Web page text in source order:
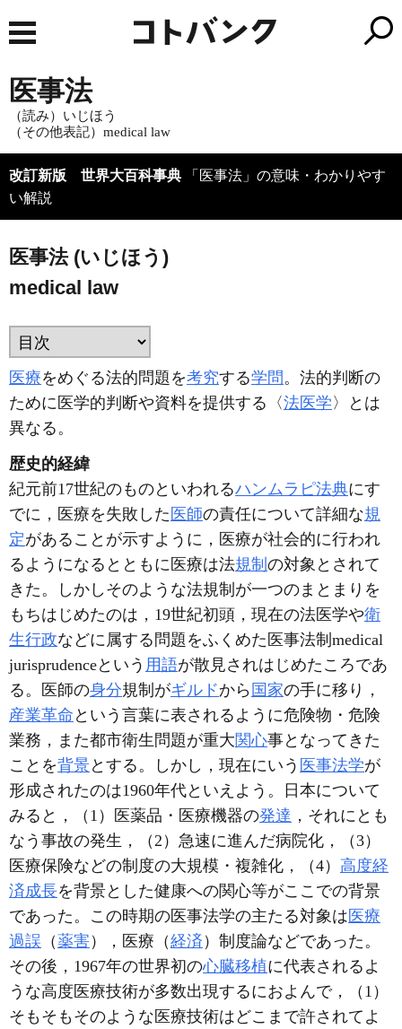
医事法
（読み）いじほう
（その他表記）medical law
改訂新版 世界大百科事典 「医事法」の意味・わかりやす
い解説
医事法 (いじほう)
medical law
医療をめぐる法的問題を考究する学問。法的判断の
ために医学的判断や資料を提供する〈法医学 〉とは
異なる。
歴史的経緯
紀元前17世紀のものといわれるハンムラピ法典にす
でに，医療を失敗した 医師の責任について詳細な規
定があることが示すように，医療が社会的に行われ
るようになるとともに医療は法規制 の対象とされて
きた。しかしそのような法規制が一つのまとまりを
もちはじめたのは，19世紀初頭，現在の法医学や衛
生行政などに属する問題をふくめた医事法制medical
jurisprudenceという 用語が散見されはじめたころであ
る。医師の身分規制がギルドから 国家の手に移り，
産業革命 という言葉に表されるように危険物・危険
業務，また都市衛生問題が重大関心事となってきた
ことを背景とする。しかし，現在にいう 医事法学が
形成されたのは1960年代といえよう。日本について
みると，（1）医薬品・医療機器の発達 ，それにとも
なう事故の発生，（2）急速に進んだ病院化，（3）
医療保険などの制度の大規模・複雑化，（4） 高度経
済成長を背景とした健康への関心等がここでの背景
であった。この時期の医事法学の主たる対象は 医療
過誤 （薬害 ），医療（経済 ）制度論などであった。
その後，1967年の世界初の心臓移植に代表されるよ
うな高度医療技術が多数出現するにおよんで，（1）
そもそもそのような医療技術はどこまで許されてよ